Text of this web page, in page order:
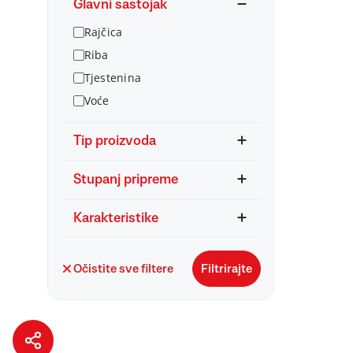
Glavni sastojak
Rajčica
Riba
Tjestenina
Voće
Tip proizvoda
Stupanj pripreme
Karakteristike
Očistite sve filtere Filtrirajte